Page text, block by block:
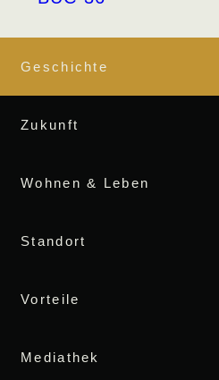
Geschichte
Zukunft
Wohnen & Leben
Standort
Vorteile
Mediathek